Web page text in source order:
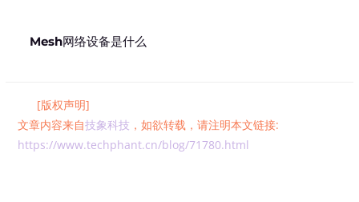
Mesh网络设备是什么
[版权声明]
文章内容来自技象科技 ，如欲转载，请注明本文链接:
https://www.techphant.cn/blog/71780.html